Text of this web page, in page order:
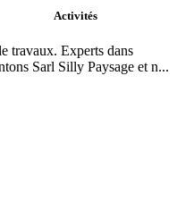
Activités
travaux. Experts dans
Sarl Silly Paysage et n...